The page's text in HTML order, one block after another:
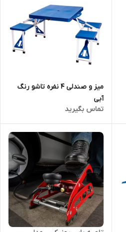
میز و صندلی 4 نفره تاشو رنگ
آبی
تماس بگیرید